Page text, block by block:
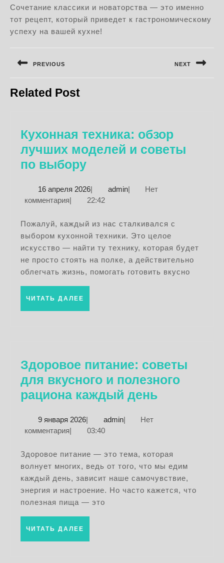
Сочетание классики и новаторства — это именно
тот рецепт, который приведет к гастрономическому
успеху на вашей кухне!
по
PREVIOUS
запись:
NEXT
Related Post
Кухонная техника: обзор
лучших моделей и советы
по выборуКухонная
обзор
моделей
и
советы
по
выбору
16 апреля 202616
апреля
| adminadmin
|
Нет
комментария| 22:42
Пожалуй, каждый из нас сталкивался с
выбором кухонной техники. Это целое
искусство — найти ту технику, которая будет
не просто стоять на полке, а действительно
облегчать жизнь, помогать готовить вкусно
ЧИТАТЬ ДАЛЕЕ
Здоровое питание: советы
для вкусного и полезного
рациона каждый деньЗдоровое
вкусного
и
полезного
9 января 20269
января
| adminadmin
|
Нет
комментария| 03:40
Здоровое питание — это тема, которая
волнует многих, ведь от того, что мы едим
каждый день, зависит наше самочувствие,
энергия и настроение. Но часто кажется, что
полезная пища — это
ЧИТАТЬ ДАЛЕЕ